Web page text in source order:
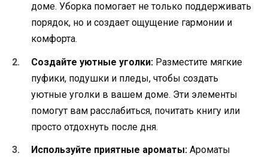
доме. Уборка помогает не только поддерживать
порядок, но и создает ощущение гармонии и
комфорта.
Создайте уютные уголки: Разместите мягкие
пуфики, подушки и пледы, чтобы создать
уютные уголки в вашем доме. Эти элементы
помогут вам расслабиться, почитать книгу или
просто отдохнуть после дня.
Используйте приятные ароматы: Ароматы